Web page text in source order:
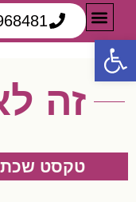
זה
טקסט
פתח סרגל נגישות